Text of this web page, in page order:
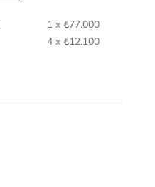
1 x ₺77.000
4 x ₺12.100